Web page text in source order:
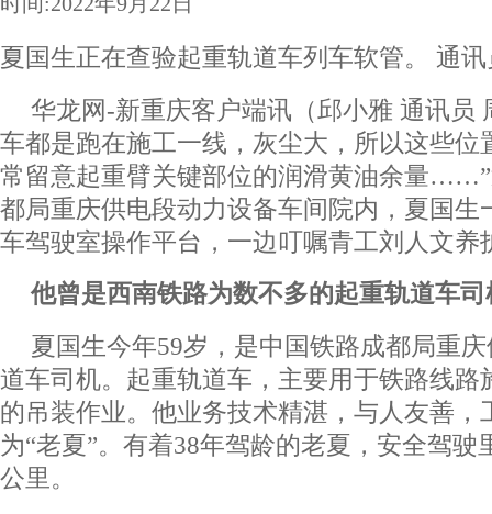
夏国生正在查验起重轨道车列车软管。 通
华龙网-新重庆客户端讯（邱小雅 通讯员
车都是跑在施工一线，灰尘大，所以这些位
常留意起重臂关键部位的润滑黄油余量
都局重庆供电段动力设备车间院内，夏国生
车驾驶室操作平台，一边叮嘱青工刘人文养
他曾是西南铁路为数不多的起重轨道车司
夏国生今年59岁，是中国铁路成都局重
道车司机。起重轨道车，主要用于铁路线路
的吊装作业。他业务技术精湛，与人友善，
为“老夏”。有着38年驾龄的老夏，安全驾驶
公里。